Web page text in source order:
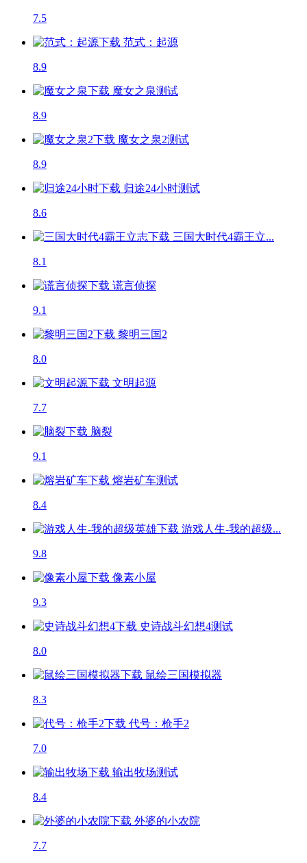
7.5
范式：起源
8.9
魔女之泉测试
8.9
魔女之泉2测试
8.9
归途24小时测试
8.6
三国大时代4霸王立...
8.1
谎言侦探
9.1
黎明三国2
8.0
文明起源
7.7
脑裂
9.1
熔岩矿车测试
8.4
游戏人生-我的超级...
9.8
像素小屋
9.3
史诗战斗幻想4测试
8.0
鼠绘三国模拟器
8.3
代号：枪手2
7.0
输出牧场测试
8.4
外婆的小农院
7.7